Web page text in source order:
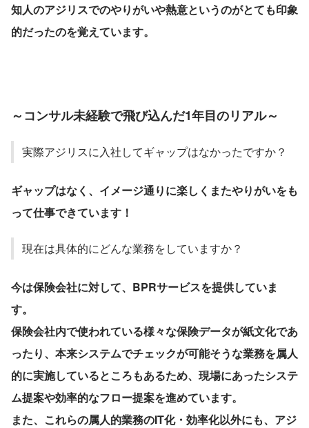
知人のアジリスでのやりがいや熱意というのがとても印象
的だったのを覚えています。
～コンサル未経験で飛び込んだ1年目のリアル～
実際アジリスに入社してギャップはなかったですか？
ギャップはなく、イメージ通りに楽しくまたやりがいをも
って仕事できています！
現在は具体的にどんな業務をしていますか？
今は保険会社に対して、BPRサービスを提供していま
す。
保険会社内で使われている様々な保険データが紙文化であ
ったり、本来システムでチェックが可能そうな業務を属人
的に実施しているところもあるため、現場にあったシステ
ム提案や効率的なフロー提案を進めています。
また、これらの属人的業務のIT化・効率化以外にも、アジ